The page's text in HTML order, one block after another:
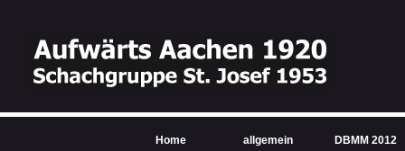
Home allgemein DBMM 2012